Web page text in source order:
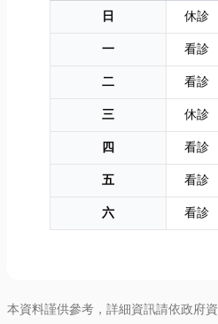
日
休診
一
看診
二
看診
三
休診
四
看診
五
看診
六
看診
本資料謹供參考，詳細資訊請依政府資